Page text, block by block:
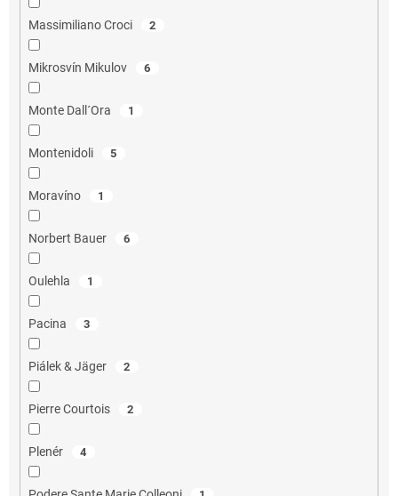
Massimiliano Croci 2
Mikrosvín Mikulov 6
Monte Dall´Ora 1
Montenidoli 5
Moravíno 1
Norbert Bauer 6
Oulehla 1
Pacina 3
Piálek & Jäger 2
Pierre Courtois 2
Plenér 4